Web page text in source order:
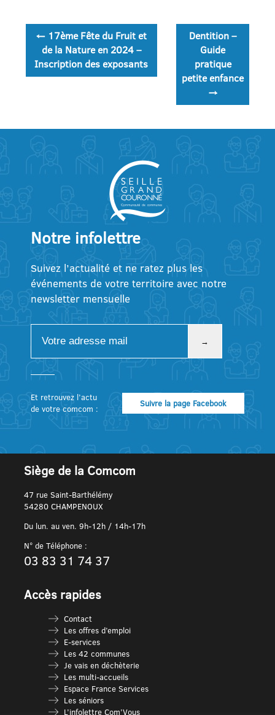
Navigation
l’article
← 17ème Fête du Fruit et
de la Nature en 2024 –
Inscription des exposants
Dentition –
Guide
pratique
petite enfance
→
Notre infolettre
Suivez l’actualité et ne ratez plus les
événements de votre territoire avec notre
newsletter mensuelle
Et retrouvez l’actu
de votre comcom :
Suivre la page Facebook
Siège de la Comcom
47 rue Saint-Barthélémy
54280 CHAMPENOUX
Du lun. au ven. 9h-12h / 14h-17h
N° de Téléphone :
03 83 31 74 37
Accès rapides
Contact
Les offres d’emploi
E-services
Les 42 communes
Je vais en déchèterie
Les multi-accueils
Espace France Services
Les séniors
L’infolettre Com’Vous